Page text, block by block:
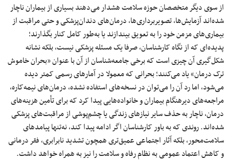
از سوی دیگر متخصصان حوزه سلامت هشدار می‌دهند بسیاری از بیماران ناچار
شده‌اند آزمایش‌ها، تصویربرداری‌ها، درمان‌های دندان‌پزشکی و حتی مراقبت از
بیماری‌های مزمن خود را به تعویق بیندازند یا به‌طور کامل کنار بگذارند؛
پدیده‌ای که از نگاه کارشناسان، صرفا یک مسئله پزشکی نیست، بلکه نشانه
شکل‌گیری آن چیزی است که برخی جامعه‌شناسان از آن با عنوان «بحران خاموش
ترک درمان» یاد می‌کنند؛ بحرانی که معمولا در آمارهای رسمی کمتر دیده
می‌شود، اما رد آن را می‌توان در نسخه‌های استفاده ‌نشده، درمان‌های نیمه‌کاره،
مراجعه‌های دیرهنگام بیماران و خانواده‌هایی پیدا کرد که برای تأمین هزینه‌های
درمان، ناچار به حذف سایر نیازهای زندگی یا چشم‌پوشی از مراقبت‌های پزشکی
شده‌اند. روندی که به باور کارشناسان اگر ادامه پیدا کند، نه‌تنها پیامدهای
سلامت‌محور، بلکه آثار اجتماعی عمیق‌تری همچون تشدید نابرابری، فقر درمانی
و کاهش اعتماد عمومی به نظام رفاه و سلامت را نیز به همراه خواهد داشت.